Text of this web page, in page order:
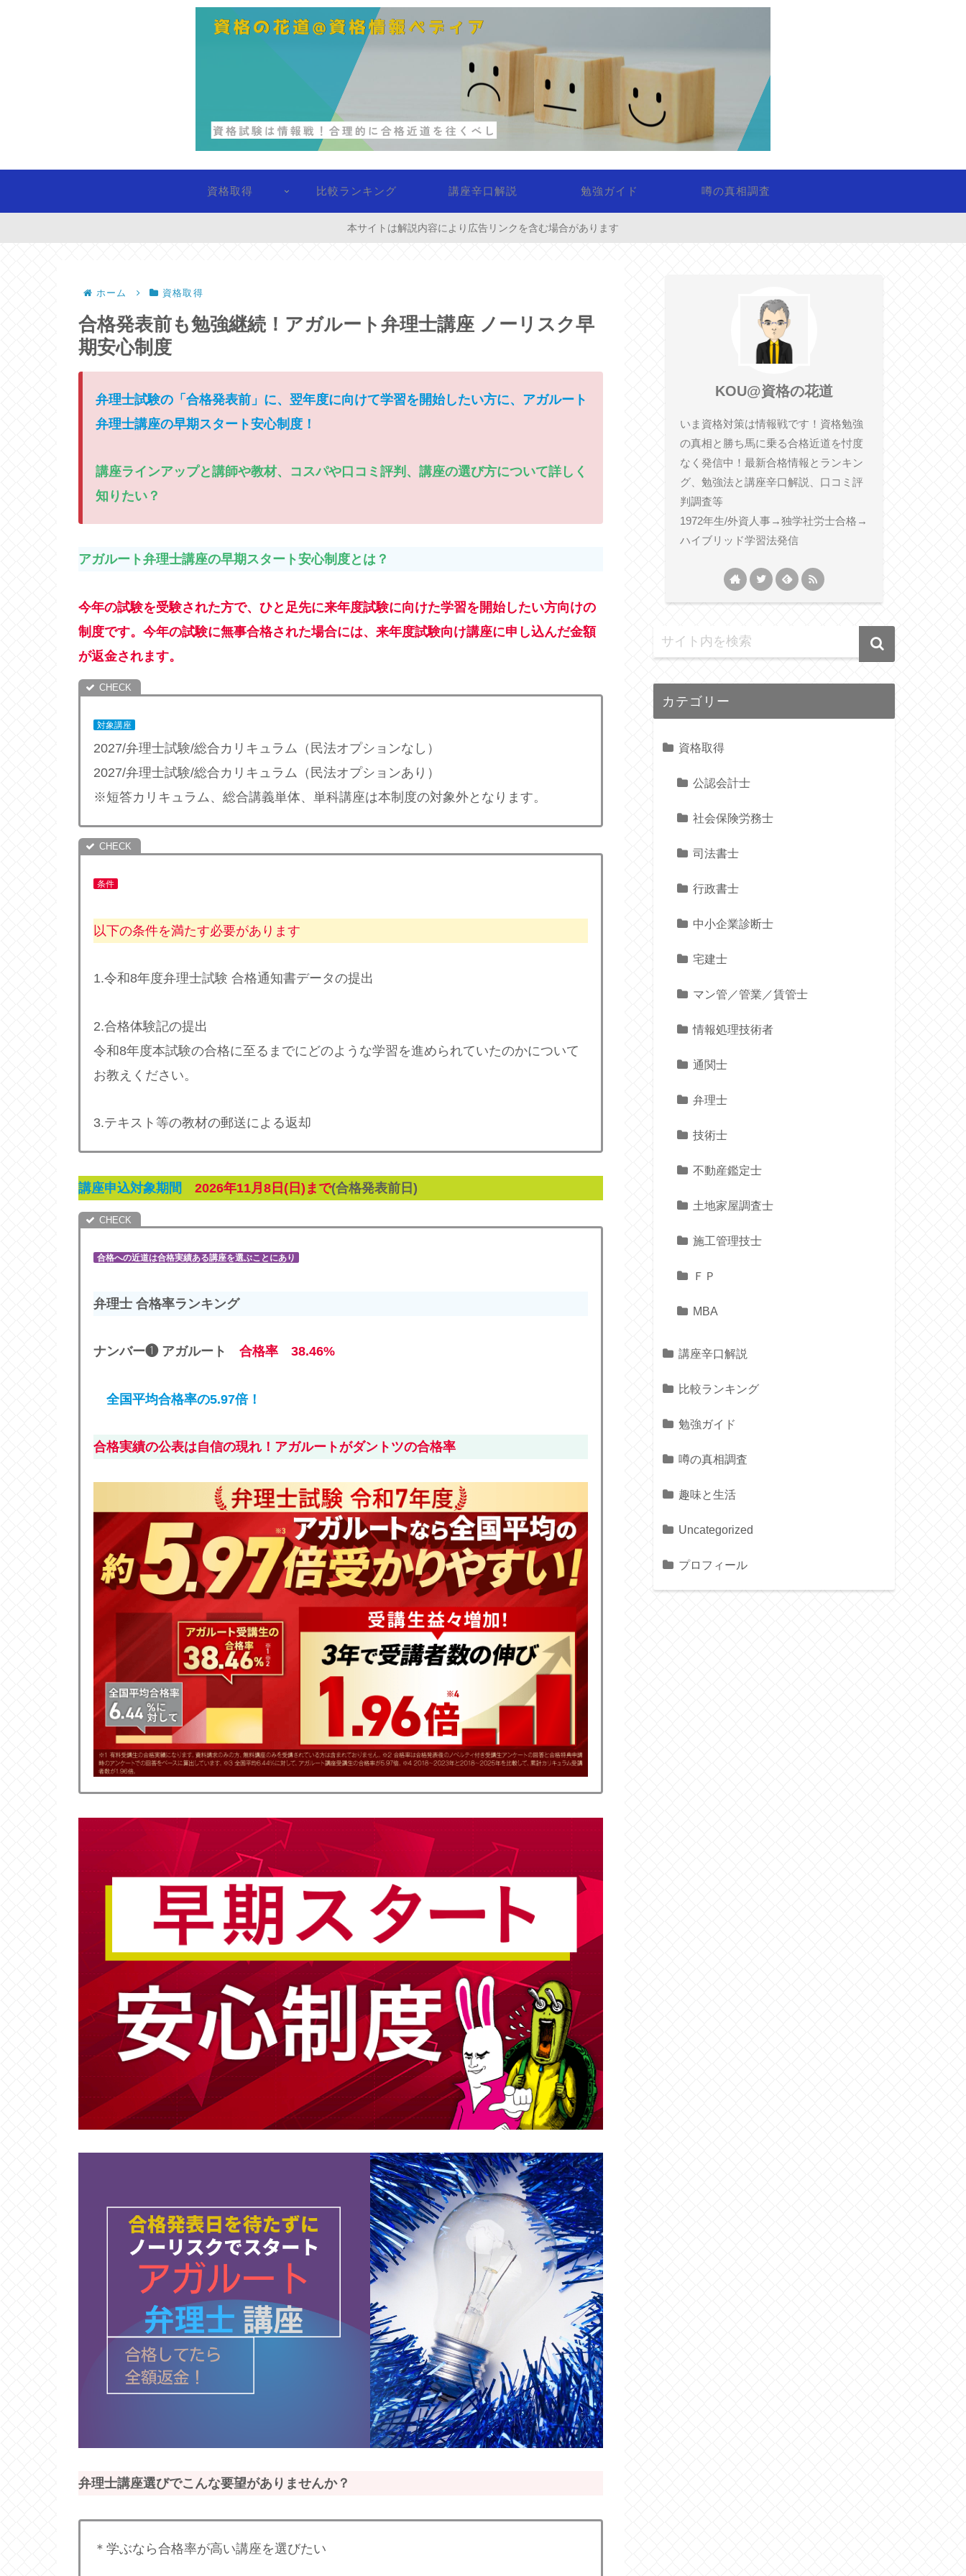
資格取得 比較ランキング 講座辛口解説 勉強ガイド 噂の真相調査
本サイトは解説内容により広告リンクを含む場合があります
ホーム 資格取得
合格発表前も勉強継続！アガルート弁理士講座 ノーリスク早
期安心制度
弁理士試験の「合格発表前」に、翌年度に向けて学習を開始したい方に、アガルート
弁理士講座の早期スタート安心制度！
講座ラインアップと講師や教材、コスパや口コミ評判、講座の選び方について詳しく
知りたい？
アガルート弁理士講座の早期スタート安心制度とは？
今年の試験を受験された方で、ひと足先に来年度試験に向けた学習を開始したい方向けの
制度です。今年の試験に無事合格された場合には、来年度試験向け講座に申し込んだ金額
が返金されます。
対象講座
2027/弁理士試験/総合カリキュラム（民法オプションなし）
2027/弁理士試験/総合カリキュラム（民法オプションあり）
※短答カリキュラム、総合講義単体、単科講座は本制度の対象外となります。
条件
以下の条件を満たす必要があります
1.令和8年度弁理士試験 合格通知書データの提出
2.合格体験記の提出
令和8年度本試験の合格に至るまでにどのような学習を進められていたのかについて
お教えください。
3.テキスト等の教材の郵送による返却
講座申込対象期間 2026年11月8日(日)まで(合格発表前日)
合格への近道は合格実績ある講座を選ぶことにあり
弁理士 合格率ランキング
ナンバー❶ アガルート 合格率 38.46%
全国平均合格率の5.97倍！
合格実績の公表は自信の現れ！アガルートがダントツの合格率
弁理士講座選びでこんな要望がありませんか？
＊学ぶなら合格率が高い講座を選びたい
KOU@資格の花道
いま資格対策は情報戦です！資格勉強
の真相と勝ち馬に乗る合格近道を忖度
なく発信中！最新合格情報とランキン
グ、勉強法と講座辛口解説、口コミ評
判調査等
1972年生/外資人事→独学社労士合格→
ハイブリッド学習法発信
カテゴリー
資格取得
公認会計士
社会保険労務士
司法書士
行政書士
中小企業診断士
宅建士
マン管／管業／賃管士
情報処理技術者
通関士
弁理士
技術士
不動産鑑定士
土地家屋調査士
施工管理技士
ＦＰ
MBA
講座辛口解説
比較ランキング
勉強ガイド
噂の真相調査
趣味と生活
Uncategorized
プロフィール